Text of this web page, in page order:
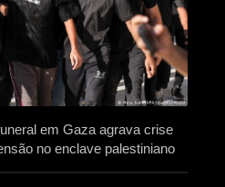
em Gaza agrava crise
no enclave palestiniano